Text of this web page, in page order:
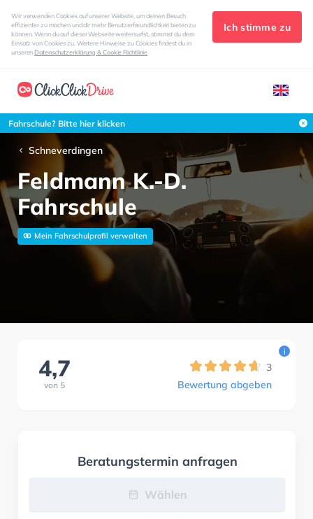
Wir verwenden Cookies auf unserer Website, um deinen Besuch
effizienter zu machen und dir mehr Benutzerfreundlichkeit bieten zu
können. Wenn du auf dieser Webseite weitersurfst, stimmst du dem
Einsatz von Cookies zu. Weitere Hinweise zu Cookies findest du in
unserenDatenschutzerklärung & Cookie Richtlinie
Ich stimme zu
Fahrschule? Bitte hier klicken
Schneverdingen
Feldmann K.-D.
Fahrschule
Mein Fahrschulprofil verwalten
4,7
von 5
3
Bewertung abgeben
i
Beratungstermin anfragen
Wählen